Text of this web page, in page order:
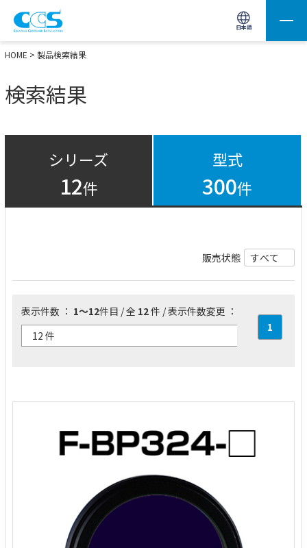
日本語
画像処理用の製品検索 サイト内検索(Enterで実行)
HOME > 製品検索結果
検索結果
シリーズ
12件
型式
300件
販売状態
表示件数 ： 1～12件目 / 全 12件 / 表示件数変更 ：
1